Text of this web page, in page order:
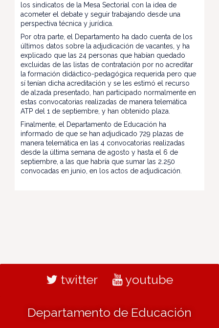
los sindicatos de la Mesa Sectorial con la idea de
acometer el debate y seguir trabajando desde una
perspectiva técnica y jurídica.
Por otra parte, el Departamento ha dado cuenta de los
últimos datos sobre la adjudicación de vacantes, y ha
explicado que las 24 personas que habían quedado
excluidas de las listas de contratación por no acreditar
la formación didáctico-pedagógica requerida pero que
sí tenían dicha acreditación y se les estimó el recurso
de alzada presentado, han participado normalmente en
estas convocatorias realizadas de manera telemática
ATP del 1 de septiembre, y han obtenido plaza.
Finalmente, el Departamento de Educación ha
informado de que se han adjudicado 729 plazas de
manera telemática en las 4 convocatorias realizadas
desde la última semana de agosto y hasta el 6 de
septiembre, a las que habría que sumar las 2.250
convocadas en junio, en los actos de adjudicación.
twitter youtube
Departamento de Educación